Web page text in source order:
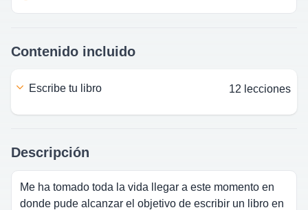
Contenido incluido
escribe tu libro 12 lecciones
Descripción
Me ha tomado toda la vida llegar a este momento en
donde pude alcanzar el objetivo de escribir un libro en